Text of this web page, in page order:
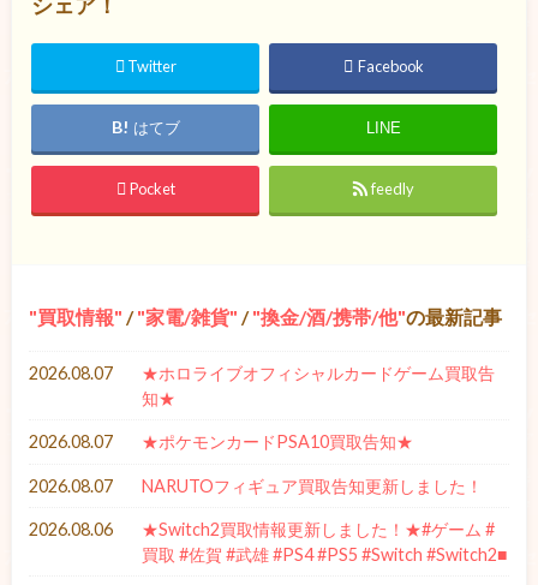
Twitter Facebook
はてブ LINE
Pocket feedly
買取情報 / 家電/雑貨 / 換金/酒/携帯/他 の最新記事
2026.08.07
★ホロライブオフィシャルカードゲーム買取告
知★
2026.08.07 ★ポケモンカードPSA10買取告知★
2026.08.07 NARUTOフィギュア買取告知更新しました！
2026.08.06
★Switch2買取情報更新しました！★#ゲーム #
買取 #佐賀 #武雄 #PS4 #PS5 #Switch #Switch2■